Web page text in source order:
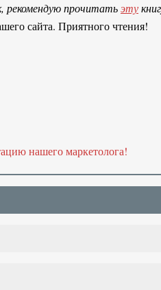
рекомендую прочитатьэту
сайта. Приятного чтения!
нашего маркетолога!